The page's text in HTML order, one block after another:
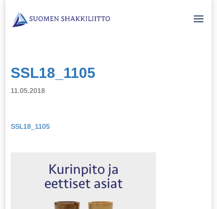
SSL18_1105
11.05.2018
SSL18_1105